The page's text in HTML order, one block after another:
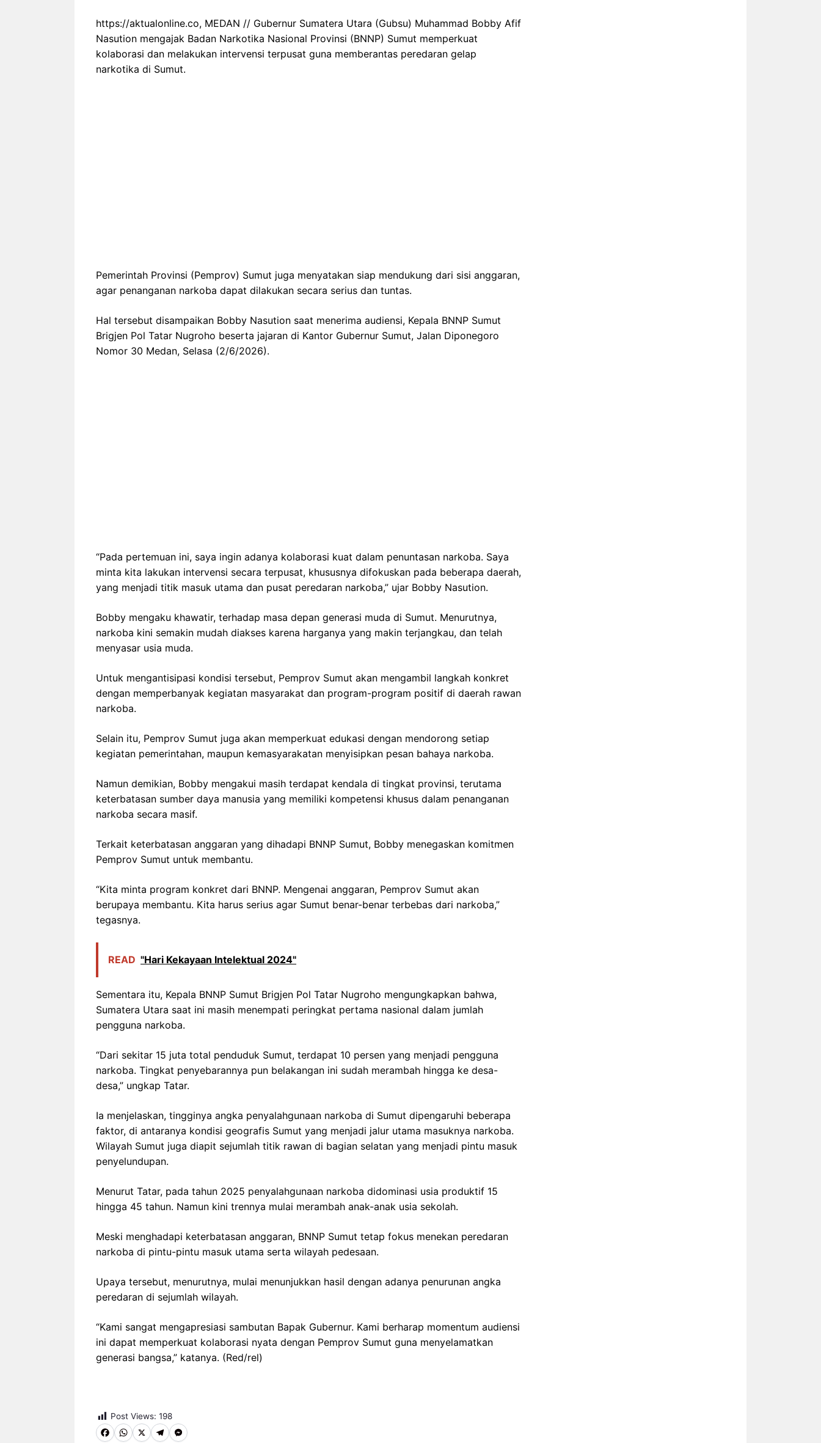
https://aktualonline.co, MEDAN // Gubernur Sumatera Utara (Gubsu) Muhammad Bobby Afif
Nasution mengajak Badan Narkotika Nasional Provinsi (BNNP) Sumut memperkuat
kolaborasi dan melakukan intervensi terpusat guna memberantas peredaran gelap
narkotika di Sumut.
Pemerintah Provinsi (Pemprov) Sumut juga menyatakan siap mendukung dari sisi anggaran,
agar penanganan narkoba dapat dilakukan secara serius dan tuntas.
Hal tersebut disampaikan Bobby Nasution saat menerima audiensi, Kepala BNNP Sumut
Brigjen Pol Tatar Nugroho beserta jajaran di Kantor Gubernur Sumut, Jalan Diponegoro
Nomor 30 Medan, Selasa (2/6/2026).
“Pada pertemuan ini, saya ingin adanya kolaborasi kuat dalam penuntasan narkoba. Saya
minta kita lakukan intervensi secara terpusat, khususnya difokuskan pada beberapa daerah,
yang menjadi titik masuk utama dan pusat peredaran narkoba,” ujar Bobby Nasution.
Bobby mengaku khawatir, terhadap masa depan generasi muda di Sumut. Menurutnya,
narkoba kini semakin mudah diakses karena harganya yang makin terjangkau, dan telah
menyasar usia muda.
Untuk mengantisipasi kondisi tersebut, Pemprov Sumut akan mengambil langkah konkret
dengan memperbanyak kegiatan masyarakat dan program-program positif di daerah rawan
narkoba.
Selain itu, Pemprov Sumut juga akan memperkuat edukasi dengan mendorong setiap
kegiatan pemerintahan, maupun kemasyarakatan menyisipkan pesan bahaya narkoba.
Namun demikian, Bobby mengakui masih terdapat kendala di tingkat provinsi, terutama
keterbatasan sumber daya manusia yang memiliki kompetensi khusus dalam penanganan
narkoba secara masif.
Terkait keterbatasan anggaran yang dihadapi BNNP Sumut, Bobby menegaskan komitmen
Pemprov Sumut untuk membantu.
“Kita minta program konkret dari BNNP. Mengenai anggaran, Pemprov Sumut akan
berupaya membantu. Kita harus serius agar Sumut benar-benar terbebas dari narkoba,”
tegasnya.
READ "Hari Kekayaan Intelektual 2024"
Sementara itu, Kepala BNNP Sumut Brigjen Pol Tatar Nugroho mengungkapkan bahwa,
Sumatera Utara saat ini masih menempati peringkat pertama nasional dalam jumlah
pengguna narkoba.
“Dari sekitar 15 juta total penduduk Sumut, terdapat 10 persen yang menjadi pengguna
narkoba. Tingkat penyebarannya pun belakangan ini sudah merambah hingga ke desa-
desa,” ungkap Tatar.
Ia menjelaskan, tingginya angka penyalahgunaan narkoba di Sumut dipengaruhi beberapa
faktor, di antaranya kondisi geografis Sumut yang menjadi jalur utama masuknya narkoba.
Wilayah Sumut juga diapit sejumlah titik rawan di bagian selatan yang menjadi pintu masuk
penyelundupan.
Menurut Tatar, pada tahun 2025 penyalahgunaan narkoba didominasi usia produktif 15
hingga 45 tahun. Namun kini trennya mulai merambah anak-anak usia sekolah.
Meski menghadapi keterbatasan anggaran, BNNP Sumut tetap fokus menekan peredaran
narkoba di pintu-pintu masuk utama serta wilayah pedesaan.
Upaya tersebut, menurutnya, mulai menunjukkan hasil dengan adanya penurunan angka
peredaran di sejumlah wilayah.
“Kami sangat mengapresiasi sambutan Bapak Gubernur. Kami berharap momentum audiensi
ini dapat memperkuat kolaborasi nyata dengan Pemprov Sumut guna menyelamatkan
generasi bangsa,” katanya. (Red/rel)
Post Views: 198
F WX T M